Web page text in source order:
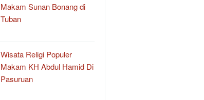
Makam Sunan Bonang di
Tuban
Wisata Religi Populer
Makam KH Abdul Hamid Di
Pasuruan